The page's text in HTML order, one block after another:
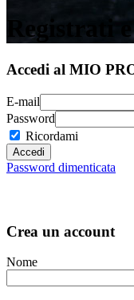
Registrati
Accedi al MIO
E-mail
Password
Ricordami
Password dimenticata
Crea un account
Nome